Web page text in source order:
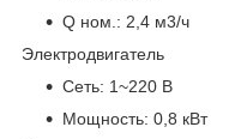
Q ном.: 2,4 м3/ч
Электродвигатель
Сеть: 1~220 В
Мощность: 0,8 кВт